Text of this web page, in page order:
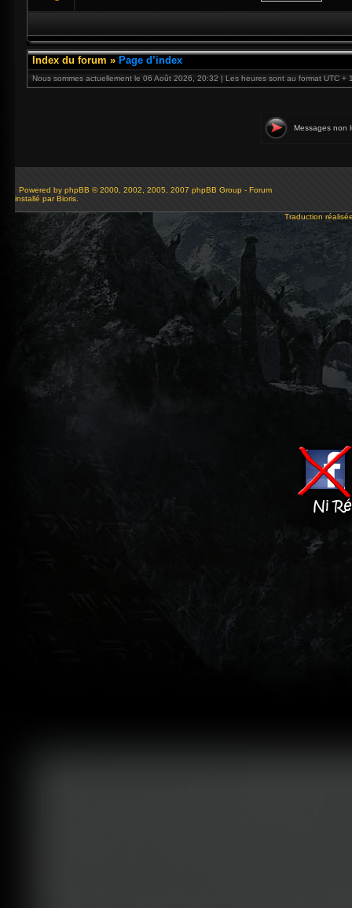
Index du forum » Page d’index
Nous sommes actuellement le 06 Août 2026, 20:32 | Les heures sont au format UTC +
Messages non
Powered by phpBB © 2000, 2002, 2005, 2007 phpBB Group - Forum
installé par Bioris.
Traduction